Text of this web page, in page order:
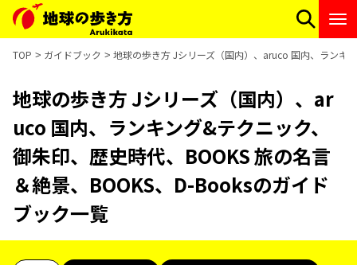
TOP ガイドブック 地球の歩き方 Jシリーズ（国内）、aruco 国内、ランキ
地球の歩き方 Jシリーズ（国内）、ar
uco 国内、ランキング&テクニック、
御朱印、歴史時代、BOOKS 旅の名言
＆絶景、BOOKS、D-Booksのガイド
ブック一覧